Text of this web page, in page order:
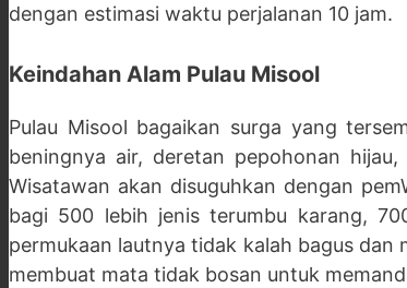
dengan estimasi waktu perjalanan 10 jam.
Keindahan Alam Pulau Misool
Pulau Misool bagaikan surga yang
beningnya air, deretan pepohonan
Wisatawan akan disuguhkan dengan
bagi 500 lebih jenis terumbu karang,
permukaan lautnya tidak kalah bagus
membuat mata tidak bosan untuk